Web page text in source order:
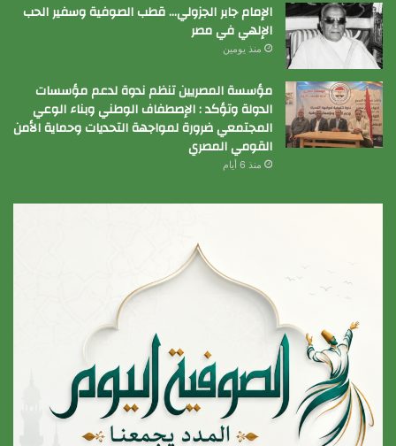
الإمام جابر الجزولي… قطب الصوفية وسفير الحب
الإلهي في مصر
منذ يومين
مؤسسة المصريين تنظم ندوة لدعم مؤسسات
الدولة وتؤكد : الإصطفاف الوطني وبناء الوعي
المجتمعي ضرورة لمواجهة التحديات وحماية الأمن
القومي المصري
منذ 6 أيام